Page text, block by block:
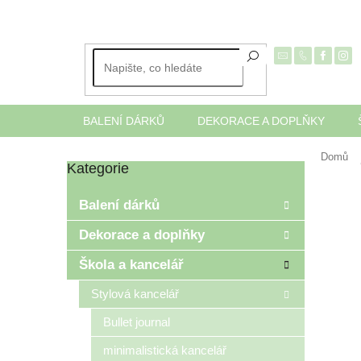
BALENÍ DÁRKŮ DEKORACE A DOPLŇKY
Domů
P
r
n
Přeskočit
Kategorie
Balení dárků
Dekorace a doplňky
Škola a kancelář
Stylová kancelář
Bullet journal
minimalistická kancelář